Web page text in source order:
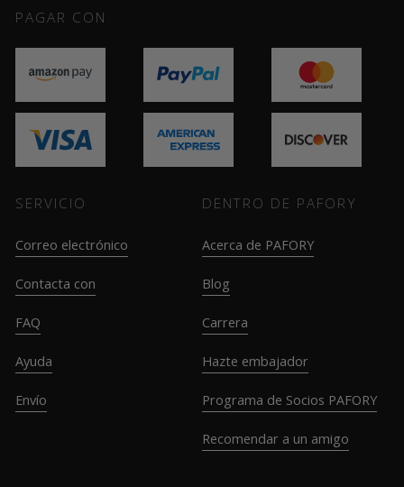
PAGAR CON
SERVICIO
Correo electrónico
Contacta con
FAQ
Ayuda
Envío
DENTRO DE PAFORY
Acerca de PAFORY
Blog
Carrera
Hazte embajador
Programa de Socios PAFORY
Recomendar a un amigo